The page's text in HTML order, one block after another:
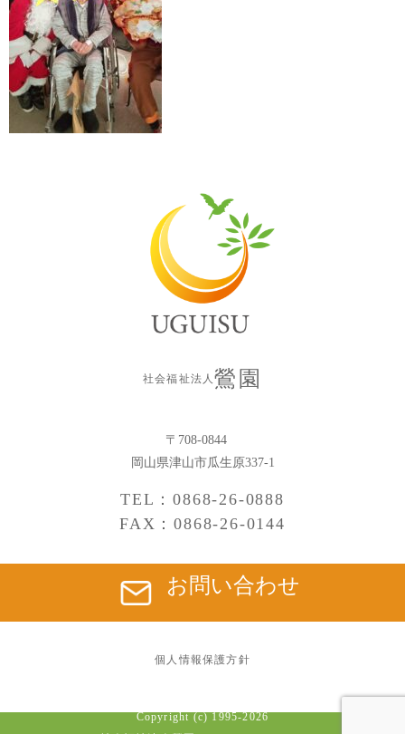
社会福祉法人鶯園
〒708-0844
岡山県津山市瓜生原337-1
TEL：0868-26-0888
FAX：0868-26-0144
お問い合わせ
個人情報保護方針
Copyright (c) 1995-2026